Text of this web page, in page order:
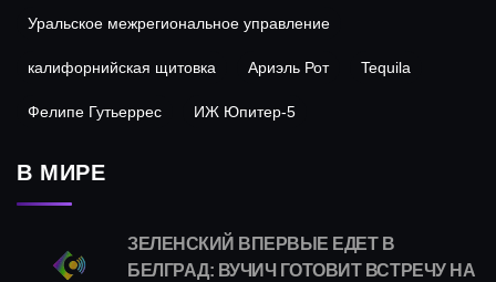
Уральское межрегиональное управление
калифорнийская щитовка Ариэль Рот Tequila
Фелипе Гутьеррес ИЖ Юпитер-5
В МИРЕ
ЗЕЛЕНСКИЙ ВПЕРВЫЕ ЕДЕТ В
БЕЛГРАД: ВУЧИЧ ГОТОВИТ ВСТРЕЧУ НА